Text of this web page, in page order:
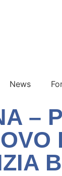
News
–